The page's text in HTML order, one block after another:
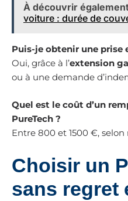
À découvrir
voiture : durée de
Puis-je obtenir une prise
Oui, grâce à l’extension
ou à une demande
Quel est le coût d’un
PureTech ?
Entre 800 et 1500 €,
Choisir un
sans regret